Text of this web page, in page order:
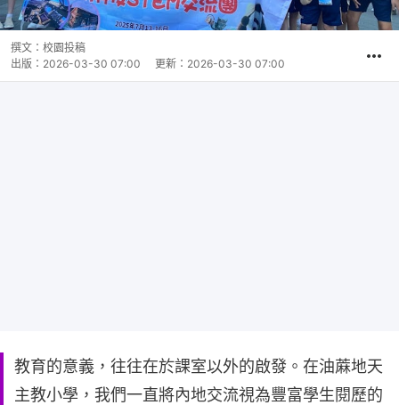
撰文： 校園投稿
出版： 2026-03-30 07:00 更新： 2026-03-30 07:00
教育的意義，往往在於課室以外的啟發。在油蔴地天
主教小學，我們一直將內地交流視為豐富學生閱歷的